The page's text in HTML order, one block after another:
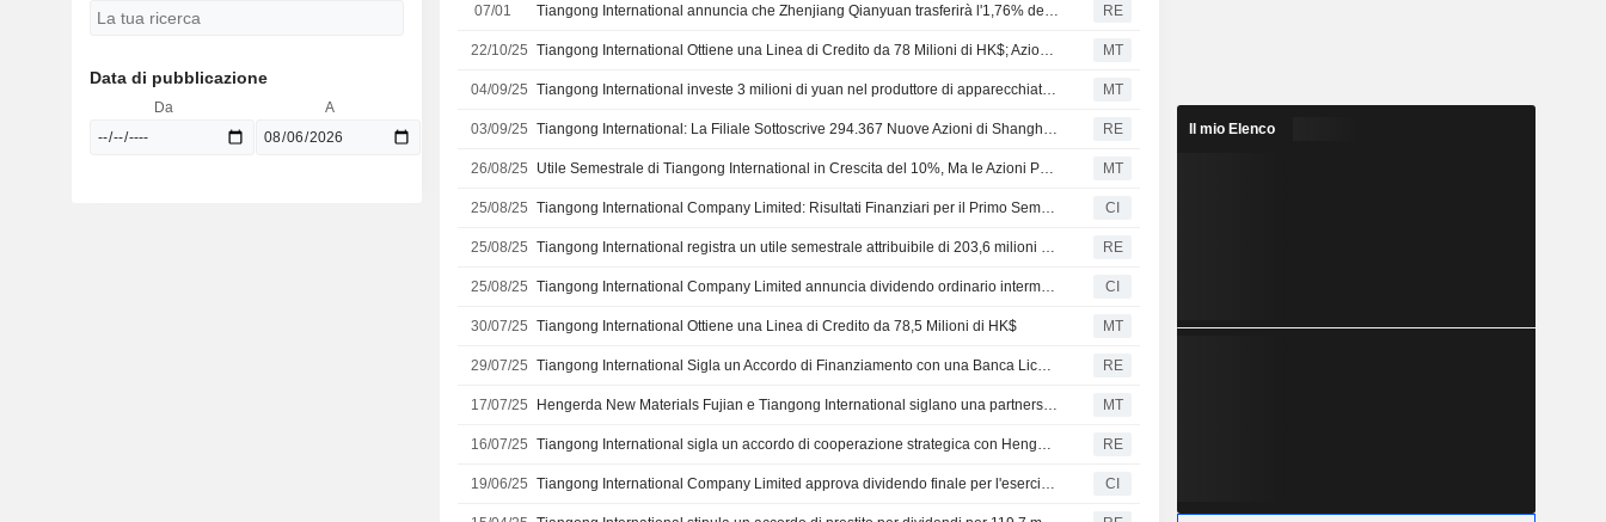
07/01 Tiangong International annuncia che Zhenjiang Qianyuan trasferirà l'1,76% delle sue quote in TG Tools RE
22/10/25 Tiangong International Ottiene una Linea di Credito da 78 Milioni di HK$; Azioni in Calo del 3% MT
04/09/25 Tiangong International investe 3 milioni di yuan nel produttore di apparecchiature elettromeccaniche MT
03/09/25 Tiangong International: La Filiale Sottoscrive 294.367 Nuove Azioni di Shanghai Gaize RE
26/08/25 Utile Semestrale di Tiangong International in Crescita del 10%, Ma le Azioni Perdono il 5% MT
25/08/25 Tiangong International Company Limited: Risultati Finanziari per il Primo Semestre 2025 CI
25/08/25 Tiangong International registra un utile semestrale attribuibile di 203,6 milioni di RMB RE
25/08/25 Tiangong International Company Limited annuncia dividendo ordinario intermedio per il semestre chiuso al 30 giugno 2025, pagabile il 23 ottobre 2025 CI
30/07/25 Tiangong International Ottiene una Linea di Credito da 78,5 Milioni di HK$ MT
29/07/25 Tiangong International Sigla un Accordo di Finanziamento con una Banca Licenziata di Hong Kong RE
17/07/25 Hengerda New Materials Fujian e Tiangong International siglano una partnership strategica MT
16/07/25 Tiangong International sigla un accordo di cooperazione strategica con Hengerda New Materials RE
19/06/25 Tiangong International Company Limited approva dividendo finale per l'esercizio chiuso al 31 dicembre 2024, pagamento previsto per l'11 luglio 2025 CI
Data di pubblicazione
Da A
Il mio Elenco